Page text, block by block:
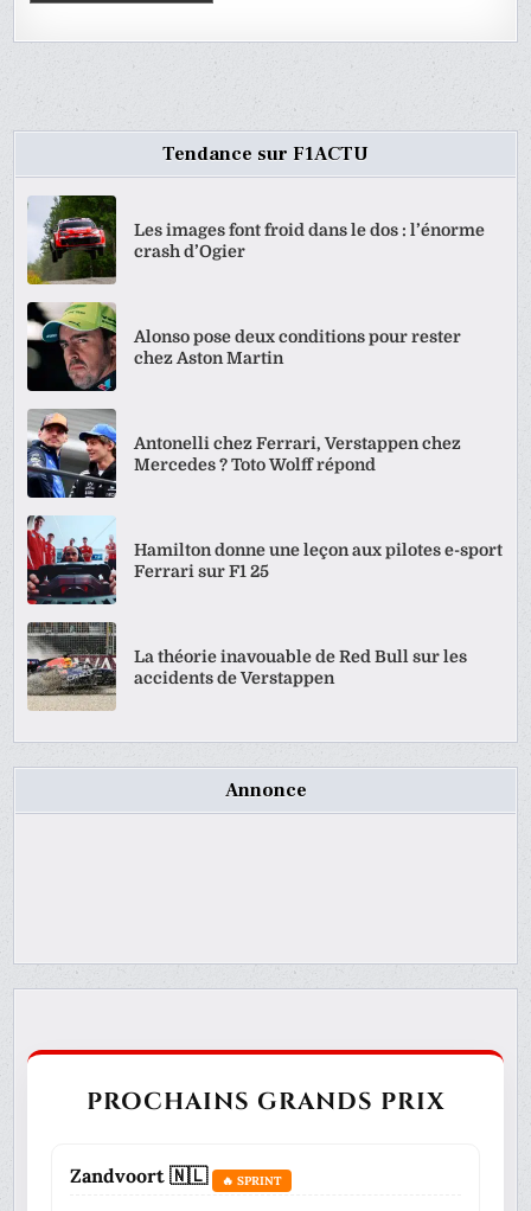
Tendance sur F1ACTU
Les images font froid dans le dos : l’énorme
crash d’Ogier
Alonso pose deux conditions pour rester
chez Aston Martin
Antonelli chez Ferrari, Verstappen chez
Mercedes ? Toto Wolff répond
Hamilton donne une leçon aux pilotes e-sport
Ferrari sur F1 25
La théorie inavouable de Red Bull sur les
accidents de Verstappen
Annonce
PROCHAINS GRANDS PRIX
Zandvoort 🇳🇱 🔥 SPRINT